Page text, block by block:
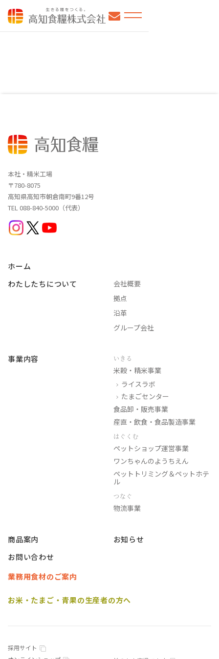
高知食糧株式会社
本社・精米工場
〒780-8075
高知県高知市朝倉南町9番12号
TEL 088-840-5000（代表）
ホーム
わたしたちについて
会社概要
拠点
沿革
グループ会社
事業内容 いきる
米穀・精米事業
ライスラボ
たまごセンター
食品卸・販売事業
産直・飲食・食品製造事業
はぐくむ
ペットショップ運営事業
ワンちゃんのようちえん
ペットトリミング＆ペットホテ
ル
つなぐ
物流事業
商品案内
お知らせ
お問い合わせ
業務用食材のご案内
お米・たまご・青果の生産者の方へ
採用サイト